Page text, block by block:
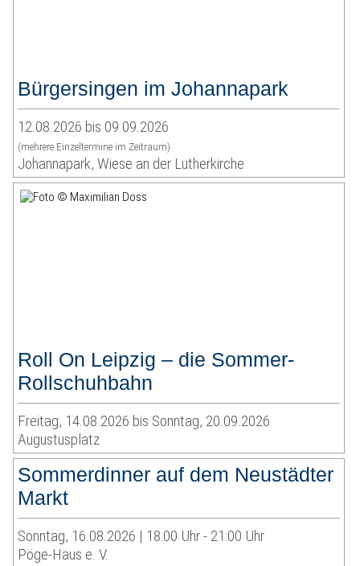
Bürgersingen im Johannapark
12.08.2026 bis 09.09.2026
(mehrere Einzeltermine im Zeitraum)
Johannapark, Wiese an der Lutherkirche
Roll On Leipzig – die Sommer-
Rollschuhbahn
Freitag, 14.08.2026 bis Sonntag, 20.09.2026
Augustusplatz
Sommerdinner auf dem Neustädter
Markt
Sonntag, 16.08.2026 | 18:00 Uhr - 21:00 Uhr
Pöge-Haus e. V.